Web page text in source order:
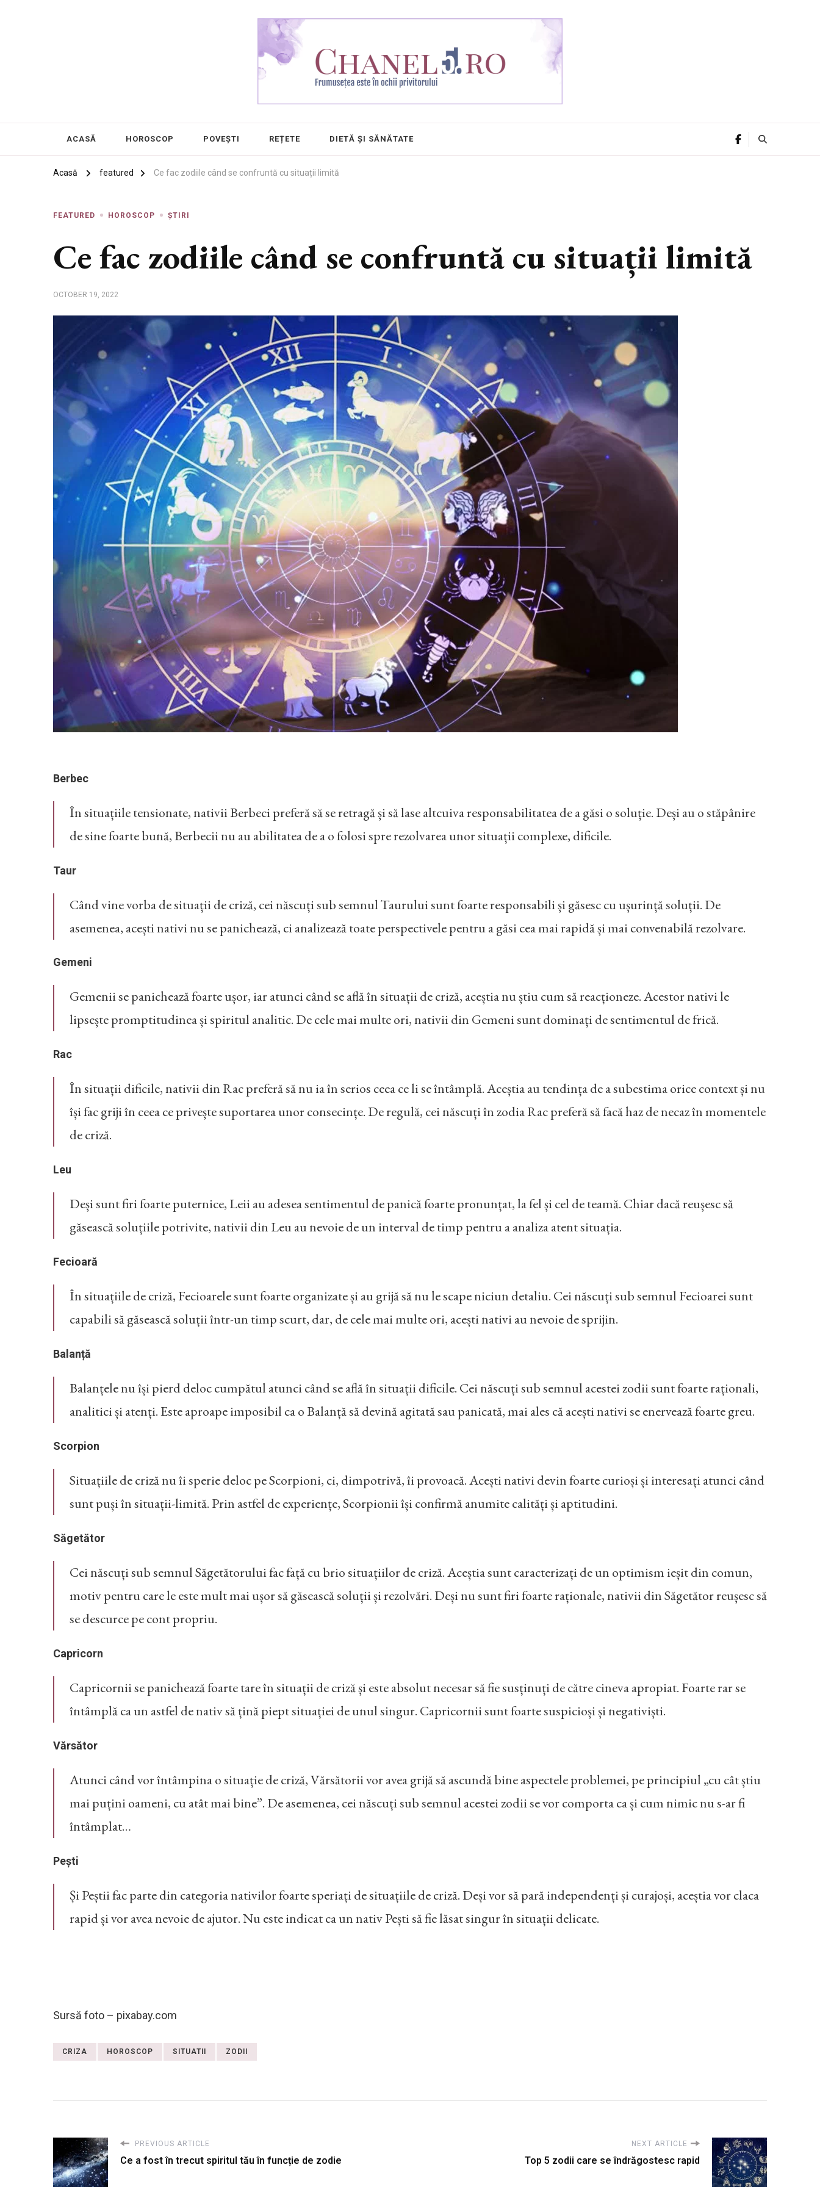
ACASĂ HOROSCOP POVEȘTI REȚETE DIETĂ ȘI SĂNĂTATE
Acasă featured Ce fac zodiile când se confruntă cu situații limită
FEATURED HOROSCOP ȘTIRI
Ce fac zodiile când se confruntă cu situații limită
OCTOBER 19, 2022
Berbec
În situațiile tensionate, nativii Berbeci preferă să se retragă și să lase altcuiva responsabilitatea de a găsi o soluție. Deși au o stăpânire
de sine foarte bună, Berbecii nu au abilitatea de a o folosi spre rezolvarea unor situații complexe, dificile.
Taur
Când vine vorba de situații de criză, cei născuți sub semnul Taurului sunt foarte responsabili și găsesc cu ușurință soluții. De
asemenea, acești nativi nu se panichează, ci analizează toate perspectivele pentru a găsi cea mai rapidă și mai convenabilă rezolvare.
Gemeni
Gemenii se panichează foarte ușor, iar atunci când se află în situații de criză, aceștia nu știu cum să reacționeze. Acestor nativi le
lipsește promptitudinea și spiritul analitic. De cele mai multe ori, nativii din Gemeni sunt dominați de sentimentul de frică.
Rac
În situații dificile, nativii din Rac preferă să nu ia în serios ceea ce li se întâmplă. Aceștia au tendința de a subestima orice context și nu
își fac griji în ceea ce privește suportarea unor consecințe. De regulă, cei născuți în zodia Rac preferă să facă haz de necaz în momentele
de criză.
Leu
Deși sunt firi foarte puternice, Leii au adesea sentimentul de panică foarte pronunțat, la fel și cel de teamă. Chiar dacă reușesc să
găsească soluțiile potrivite, nativii din Leu au nevoie de un interval de timp pentru a analiza atent situația.
Fecioară
În situațiile de criză, Fecioarele sunt foarte organizate și au grijă să nu le scape niciun detaliu. Cei născuți sub semnul Fecioarei sunt
capabili să găsească soluții într-un timp scurt, dar, de cele mai multe ori, acești nativi au nevoie de sprijin.
Balanță
Balanțele nu își pierd deloc cumpătul atunci când se află în situații dificile. Cei născuți sub semnul acestei zodii sunt foarte raționali,
analitici și atenți. Este aproape imposibil ca o Balanță să devină agitată sau panicată, mai ales că acești nativi se enervează foarte greu.
Scorpion
Situațiile de criză nu îi sperie deloc pe Scorpioni, ci, dimpotrivă, îi provoacă. Acești nativi devin foarte curioși și interesați atunci când
sunt puși în situații-limită. Prin astfel de experiențe, Scorpionii își confirmă anumite calități și aptitudini.
Săgetător
Cei născuți sub semnul Săgetătorului fac față cu brio situațiilor de criză. Aceștia sunt caracterizați de un optimism ieșit din comun,
motiv pentru care le este mult mai ușor să găsească soluții și rezolvări. Deși nu sunt firi foarte raționale, nativii din Săgetător reușesc să
se descurce pe cont propriu.
Capricorn
Capricornii se panichează foarte tare în situații de criză și este absolut necesar să fie susținuți de către cineva apropiat. Foarte rar se
întâmplă ca un astfel de nativ să țină piept situației de unul singur. Capricornii sunt foarte suspicioși și negativiști.
Vărsător
Atunci când vor întâmpina o situație de criză, Vărsătorii vor avea grijă să ascundă bine aspectele problemei, pe principiul „cu cât știu
mai puțini oameni, cu atât mai bine”. De asemenea, cei născuți sub semnul acestei zodii se vor comporta ca și cum nimic nu s-ar fi
întâmplat…
Pești
Și Peștii fac parte din categoria nativilor foarte speriați de situațiile de criză. Deși vor să pară independenți și curajoși, aceștia vor claca
rapid și vor avea nevoie de ajutor. Nu este indicat ca un nativ Pești să fie lăsat singur în situații delicate.
Sursă foto – pixabay.com
CRIZA HOROSCOP SITUATII ZODII
PREVIOUS ARTICLE
Ce a fost în trecut spiritul tău în funcție de zodie
NEXT ARTICLE
Top 5 zodii care se îndrăgostesc rapid